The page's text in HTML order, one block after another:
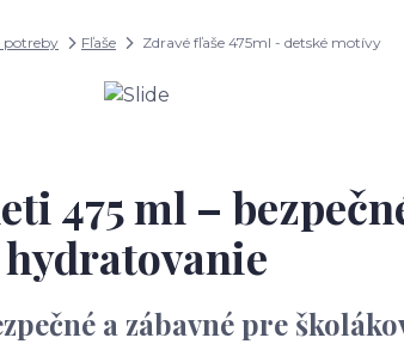
potreby Fľaše Zdravé fľaše 475ml - detské motívy
475 ml –
hydratovanie
a zábavné pre